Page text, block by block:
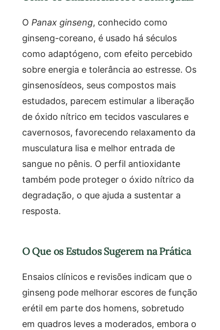
O Panax ginseng, conhecido como
ginseng-coreano, é usado há séculos
como adaptógeno, com efeito percebido
sobre energia e tolerância ao estresse. Os
ginsenosídeos, seus compostos mais
estudados, parecem estimular a liberação
de óxido nítrico em tecidos vasculares e
cavernosos, favorecendo relaxamento da
musculatura lisa e melhor entrada de
sangue no pênis. O perfil antioxidante
também pode proteger o óxido nítrico da
degradação, o que ajuda a sustentar a
resposta.
O Que os Estudos Sugerem na Prática
Ensaios clínicos e revisões indicam que o
ginseng pode melhorar escores de função
erétil em parte dos homens, sobretudo
em quadros leves a moderados, embora o